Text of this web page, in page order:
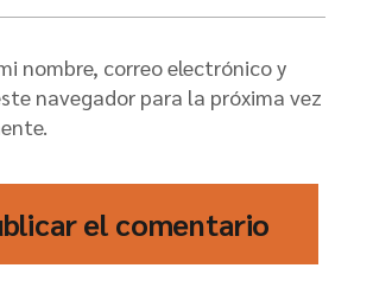
nombre, correo electrónico y
navegador para la próxima vez
el comentario